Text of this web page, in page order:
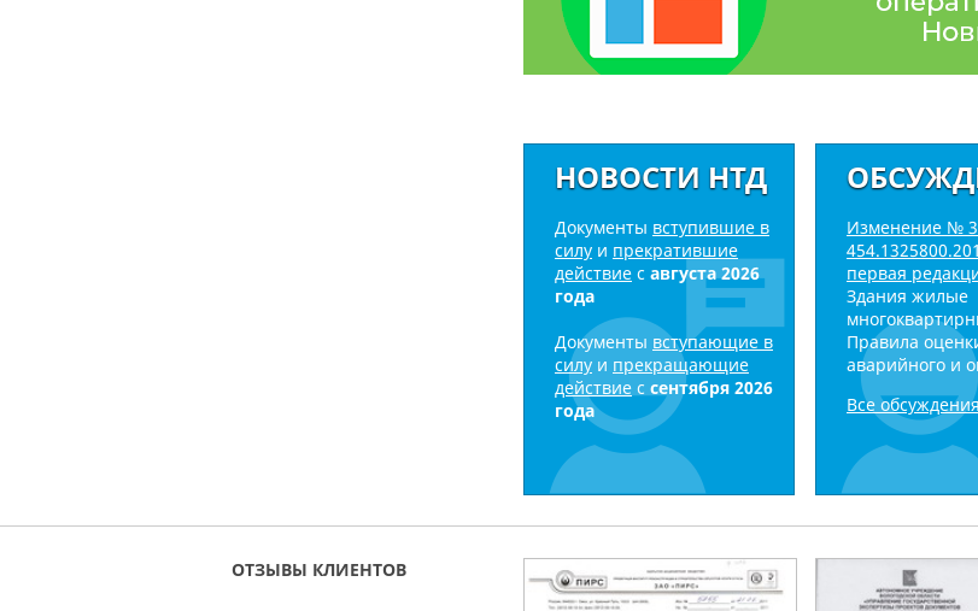
НОВОСТИ НТД
Документы вступившие в
силу и прекратившие
действие с августа 2026
года
Документы вступающие в
силу и прекращающие
действие с сентября 2026
года
Изменение №
первая
Здания жилые
Правила
аварийного и
Все обсуждения
ОТЗЫВЫ КЛИЕНТОВ